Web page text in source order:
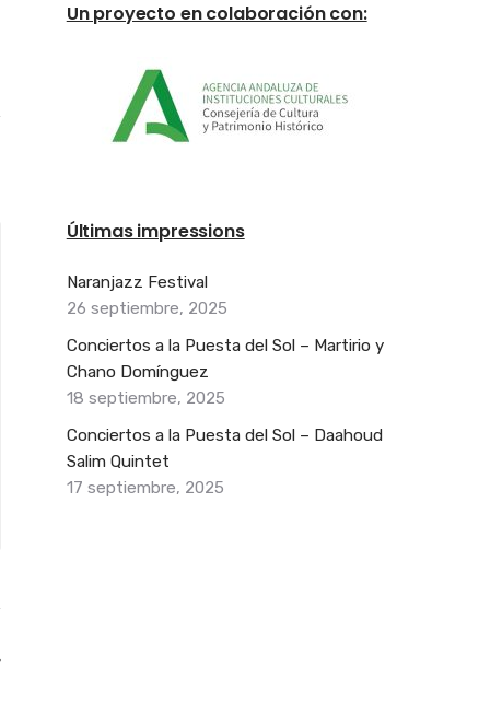
Un proyecto en colaboración con:
Últimas impressions
Naranjazz Festival
26 septiembre, 2025
Conciertos a la Puesta del Sol – Martirio y
Chano Domínguez
18 septiembre, 2025
Conciertos a la Puesta del Sol – Daahoud
Salim Quintet
17 septiembre, 2025